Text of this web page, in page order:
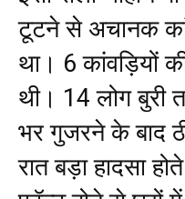
टूटने से अचानक
था। 6 कांवड़ियों
थी। 14 लोग बुरी
भर गुजरने के बाद
रात बड़ा हादसा